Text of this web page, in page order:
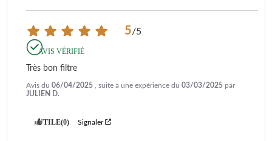
5/5
AVIS VÉRIFIÉ
Très bon filtre
Avis du 06/04/2025 , suite à une expérience du 03/03/2025 par
JULIEN D.
UTILE(0) Signaler